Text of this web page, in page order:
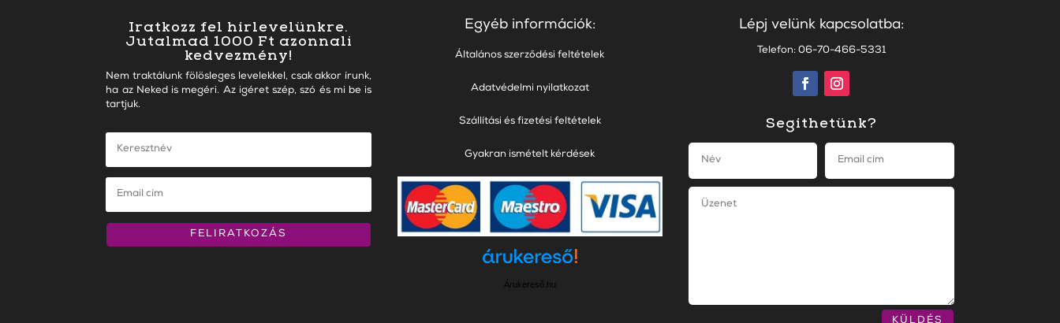
Iratkozz fel hírlevelünkre.
Jutalmad 1000 Ft azonnali
kedvezmény!
Nem traktálunk fölösleges levelekkel, csak akkor írunk,
ha az Neked is megéri. Az igéret szép, szó és mi be is
tartjuk.
FELIRATKOZÁS
Egyéb információk:
Általános szerződési feltételek
Adatvédelmi nyilatkozat
Szállítási és fizetési feltételek
Gyakran ismételt kérdések
Árukereső.hu
Lépj velünk kapcsolatba:
Telefon: 06-70-466-5331
Segíthetünk?